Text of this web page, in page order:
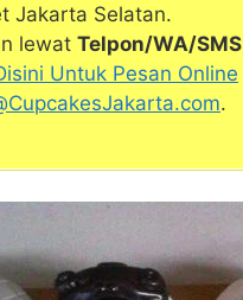
Jakarta Selatan.
lewat Telpon/WA/SMS
Untuk Pesan Online
.